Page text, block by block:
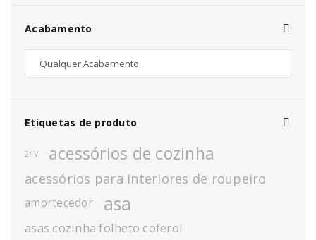
Acabamento
Etiquetas de produto
24V acessórios de cozinha
acessórios para interiores de roupeiro
amortecedor asa
asas cozinha folheto coferol